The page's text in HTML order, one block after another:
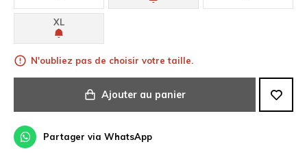
XL
N'oubliez pas de choisir votre taille.
Ajouter au panier
Partager via WhatsApp